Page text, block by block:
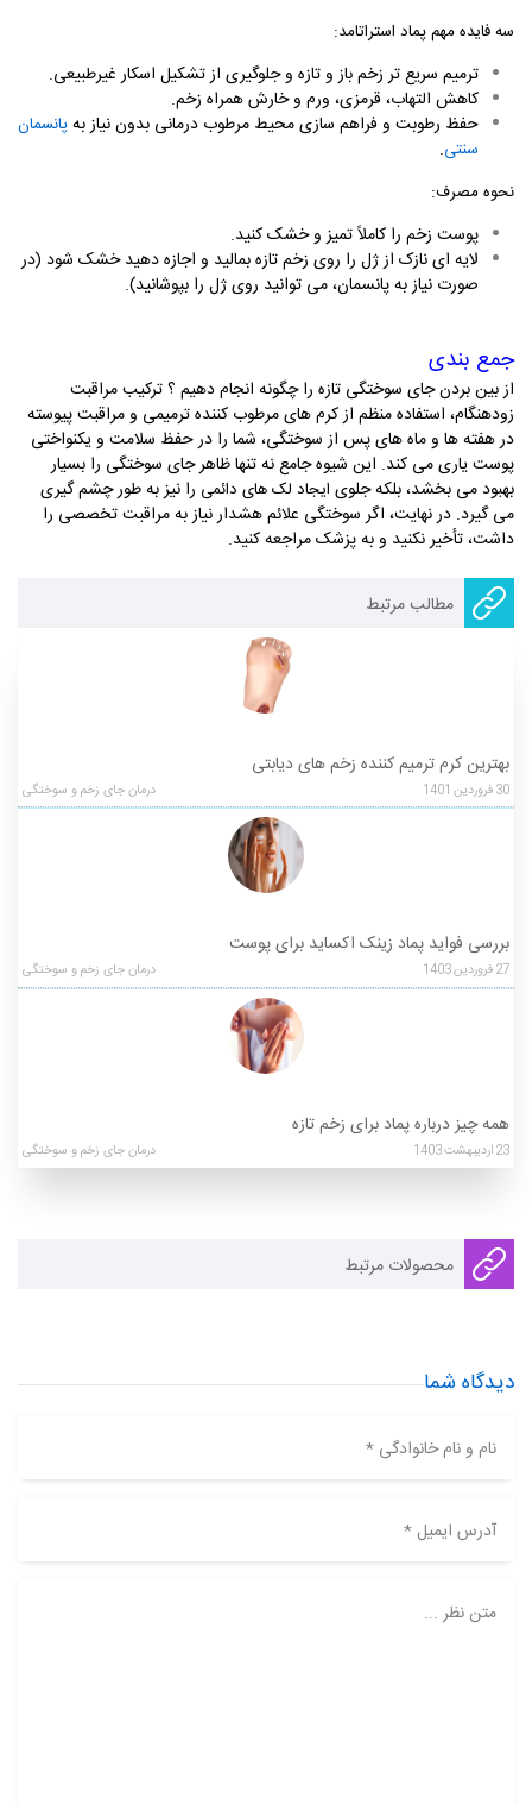
سه فایده مهم پماد استراتامد:
ترمیم سریع تر زخم باز و تازه و جلوگیری از تشکیل اسکار غیرطبیعی.
کاهش التهاب، قرمزی، ورم و خارش همراه زخم.
حفظ رطوبت و فراهم سازی محیط مرطوب درمانی بدون نیاز بهپانسمان
سنتی.
نحوه مصرف:
پوست زخم را کاملاً تمیز و خشک کنید.
لایه ای نازک از ژل را روی زخم تازه بمالید و اجازه دهید خشک شود (در
صورت نیاز به پانسمان، می توانید روی ژل را بپوشانید).
جمع بندی
از بین بردن جای سوختگی تازه را چگونه انجام دهیم ؟ ترکیب مراقبت
زودهنگام، استفاده منظم از کرم های مرطوب کننده ترمیمی و مراقبت پیوسته
در هفته ها و ماه های پس از سوختگی، شما را در حفظ سلامت و یکنواختی
پوست یاری می کند. این شیوه جامع نه تنها ظاهر جای سوختگی را بسیار
بهبود می بخشد، بلکه جلوی ایجاد لک های دائمی را نیز به طور چشم گیری
می گیرد. در نهایت، اگر سوختگی علائم هشدار نیاز به مراقبت تخصصی را
داشت، تأخیر نکنید و به پزشک مراجعه کنید.
مطالب مرتبط
بهترین کرم ترمیم کننده زخم های دیابتی
30فروردین 1401 درمان جای زخم و سوختگی
بررسی فواید پماد زینک اکساید برای پوست
27فروردین1403 درمان جای زخم و سوختگی
همه چیز درباره پماد برای زخم تازه
23اردیبهشت1403 درمان جای زخم و سوختگی
محصولات مرتبط
دیدگاه شما
نام و نام خانوادگی *
آدرس ایمیل *
متن نظر ...